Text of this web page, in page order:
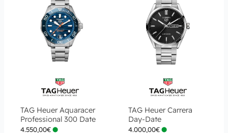
TAG Heuer Aquaracer
Professional 300 Date
4.550,00€
TAG Heuer Carrera
Day-Date
4.000,00€